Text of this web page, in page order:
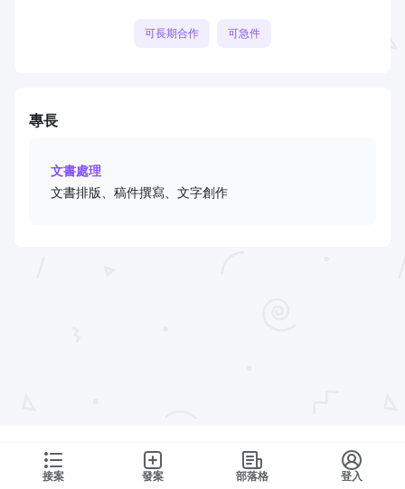
接案 發案 部落格 登入
可長期合作 可急件
專長
文書處理
文書排版、稿件撰寫、文字創作